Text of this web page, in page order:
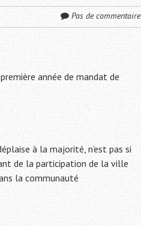
Pas de commentaire
année de mandat de
à la majorité, n’est pas si
de la participation de la ville
la communauté